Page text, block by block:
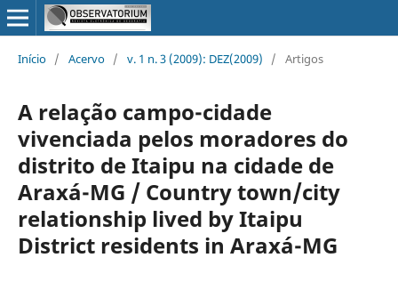
Início / Acervo / v. 1 n. 3 (2009): DEZ(2009) / Artigos
A relação campo-cidade
vivenciada pelos moradores do
distrito de Itaipu na cidade de
Araxá-MG / Country town/city
relationship lived by Itaipu
District residents in Araxá-MG